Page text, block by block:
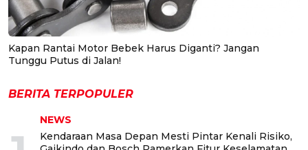
Kapan Rantai Motor Bebek Harus Diganti? Jangan
Tunggu Putus di Jalan!
BERITA TERPOPULER
NEWS
Kendaraan Masa Depan Mesti Pintar Kenali Risiko,